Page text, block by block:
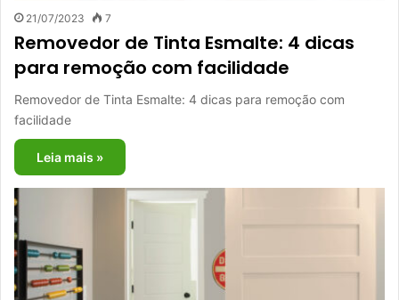
21/07/2023 7
Removedor de Tinta Esmalte: 4 dicas
para remoção com facilidade
Removedor de Tinta Esmalte: 4 dicas para remoção com
facilidade
Leia mais »